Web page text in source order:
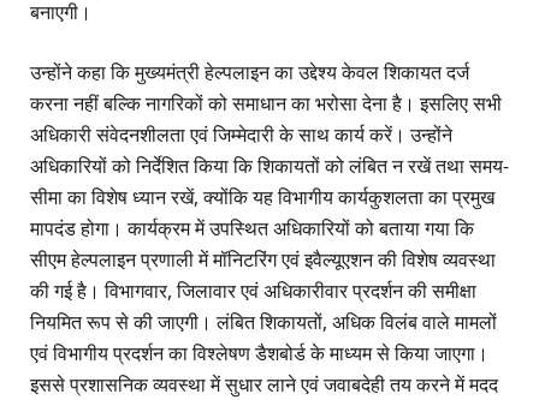
बनाएगी।
उन्होंने कहा कि मुख्यमंत्री हेल्पलाइन का उद्देश्य केवल शिकायत दर्ज
करना नहीं बल्कि नागरिकों को समाधान का भरोसा देना है। इसलिए सभी
अधिकारी संवेदनशीलता एवं जिम्मेदारी के साथ कार्य करें। उन्होंने
अधिकारियों को निर्देशित किया कि शिकायतों को लंबित न रखें तथा समय-
सीमा का विशेष ध्यान रखें, क्योंकि यह विभागीय कार्यकुशलता का प्रमुख
मापदंड होगा। कार्यक्रम में उपस्थित अधिकारियों को बताया गया कि
सीएम हेल्पलाइन प्रणाली में मॉनिटरिंग एवं इवैल्यूएशन की विशेष व्यवस्था
की गई है। विभागवार, जिलावार एवं अधिकारीवार प्रदर्शन की समीक्षा
नियमित रूप से की जाएगी। लंबित शिकायतों, अधिक विलंब वाले मामलों
एवं विभागीय प्रदर्शन का विश्लेषण डैशबोर्ड के माध्यम से किया जाएगा।
इससे प्रशासनिक व्यवस्था में सुधार लाने एवं जवाबदेही तय करने में मदद